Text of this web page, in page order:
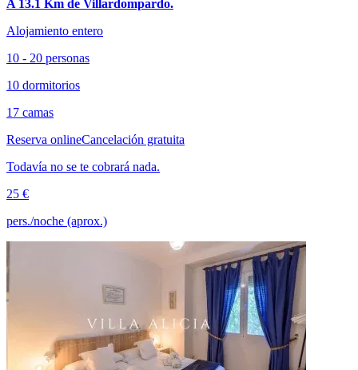
A 13.1 Km de Villardompardo.
Alojamiento entero
10 - 20 personas
10 dormitorios
17 camas
Reserva onlineCancelación gratuita
Todavía no se te cobrará nada.
25 €
pers./noche (aprox.)